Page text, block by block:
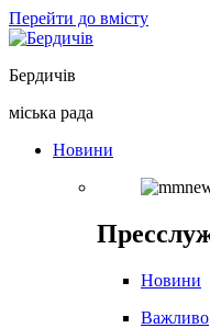
Перейти до вмісту
Бердичів
міська рада
Новини
Новини
Важливо